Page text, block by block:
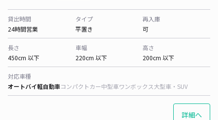
貸出時間
24時間営業
タイプ
平置き
再入庫
可
長さ
450cm 以下
車幅
220cm 以下
高さ
200cm 以下
対応車種
オートバイ軽自動車コンパクトカー中型車ワンボックス大型車・SUV
詳細へ